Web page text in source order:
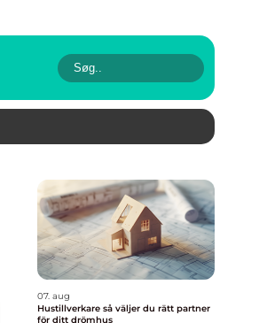
07. aug
Hustillverkare så väljer du rätt partner
för ditt drömhus